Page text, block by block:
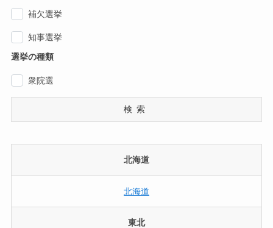
補欠選挙
知事選挙
選挙の種類
衆院選
検索
北海道
北海道
東北